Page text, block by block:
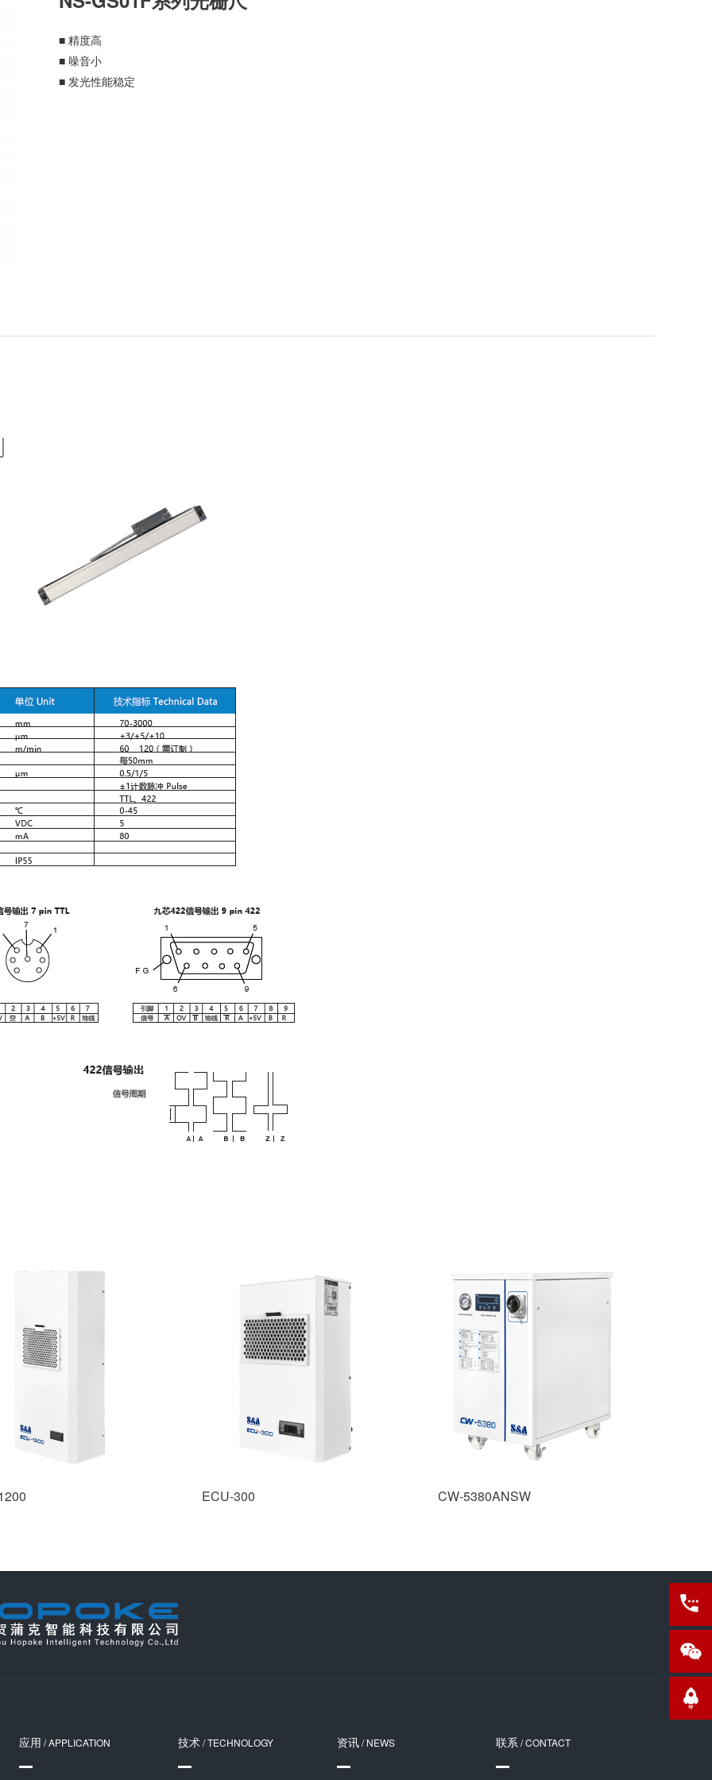
■ 精度高
■ 噪音小
■ 发光性能稳定
ECU-300 CW-5380ANSW
应用 / APPLICATION 技术/ TECHNOLOGY 资讯/ NEWS 联系 / CONTACT